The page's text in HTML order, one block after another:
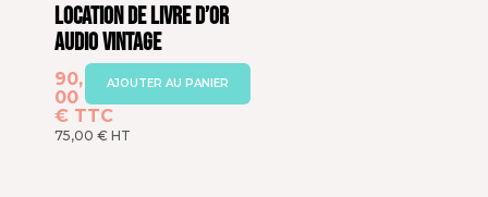
Location de Livre d’Or
Audio Vintage
AJOUTER AU PANIER
90,
00
€ TTC
75,00 € HT